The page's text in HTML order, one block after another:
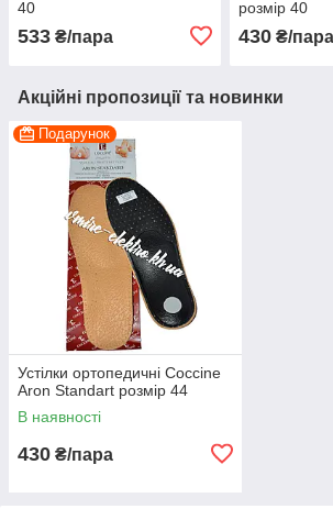
40
533 ₴/пара
розмір 40
430₴/пара
Акційні пропозиції та новинки
Подарунок
Устілки ортопедичні Coccine
Aron Standart розмір 44
В наявності
430 ₴/пара